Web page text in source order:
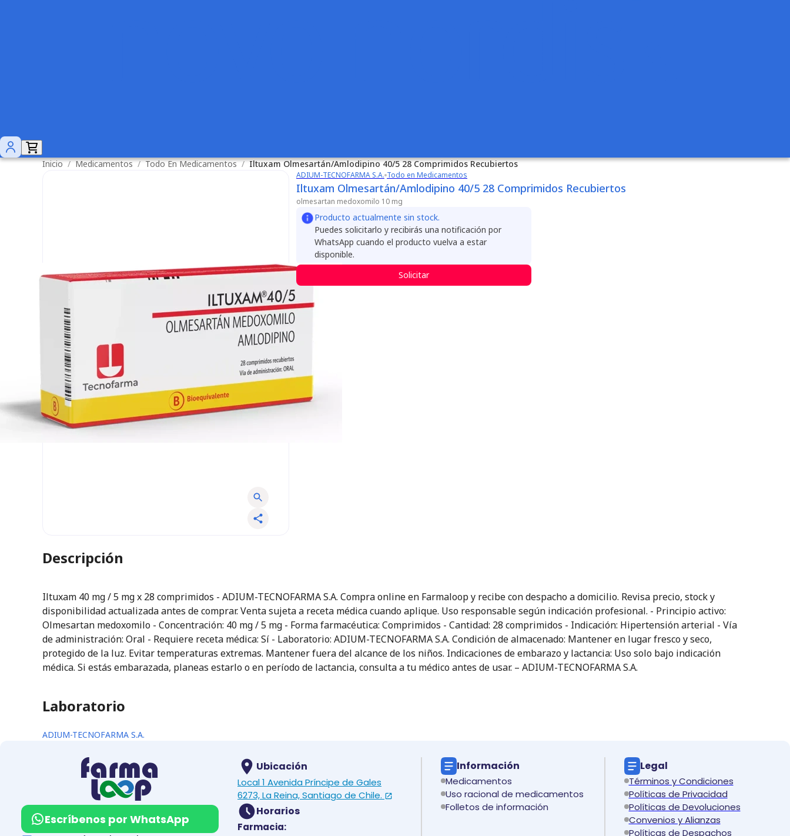
Inicio / Medicamentos / Todo En Medicamentos / Iltuxam Olmesartán/Amlodipino 40/5 28 Comprimidos Recubiertos
ADIUM-TECNOFARMA S.A. Todo en Medicamentos
Iltuxam Olmesartán/Amlodipino 40/5 28 Comprimidos Recubiertos
olmesartan medoxomilo 10 mg
Producto actualmente sin stock.
Puedes solicitarlo y recibirás una notificación por
WhatsApp cuando el producto vuelva a estar
disponible.
Solicitar
Descripción
Iltuxam 40 mg / 5 mg x 28 comprimidos - ADIUM-TECNOFARMA S.A. Compra online en Farmaloop y recibe con despacho a domicilio. Revisa precio, stock y
disponibilidad actualizada antes de comprar. Venta sujeta a receta médica cuando aplique. Uso responsable según indicación profesional. - Principio activo:
Olmesartan medoxomilo - Concentración: 40 mg / 5 mg - Forma farmacéutica: Comprimidos - Cantidad: 28 comprimidos - Indicación: Hipertensión arterial - Vía
de administración: Oral - Requiere receta médica: Sí - Laboratorio: ADIUM-TECNOFARMA S.A. Condición de almacenado: Mantener en lugar fresco y seco,
protegido de la luz. Evitar temperaturas extremas. Mantener fuera del alcance de los niños. Indicaciones de embarazo y lactancia: Uso solo bajo indicación
médica. Si estás embarazada, planeas estarlo o en período de lactancia, consulta a tu médico antes de usar. – ADIUM-TECNOFARMA S.A.
Laboratorio
ADIUM-TECNOFARMA S.A.
Escríbenos por WhatsApp
Ubicación
Local 1 Avenida Príncipe de Gales
6273, La Reina, Santiago de Chile.
Horarios
Farmacia:
Información
Medicamentos
Uso racional de medicamentos
Folletos de información
Legal
Términos y Condiciones
Políticas de Privacidad
Políticas de Devoluciones
Convenios y Alianzas
Políticas de Despachos